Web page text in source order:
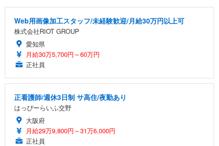
Web用画像加工スタッフ/未経験歓迎/月給30万円以上可
株式会社RIOT GROUP
愛知県
月給30万5,700円～60万円
正社員
正看護師/週休3日制 サ高住/夜勤あり
はっぴーらいふ交野
大阪府
月給29万9,800円～31万6,000円
正社員